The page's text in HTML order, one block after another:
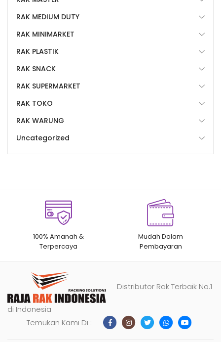
RAK MEDIUM DUTY
RAK MINIMARKET
RAK PLASTIK
RAK SNACK
RAK SUPERMARKET
RAK TOKO
RAK WARUNG
Uncategorized
100% Amanah &
Terpercaya
Mudah Dalam
Pembayaran
Distributor Rak Terbaik No.1
di Indonesia
Temukan Kami Di :